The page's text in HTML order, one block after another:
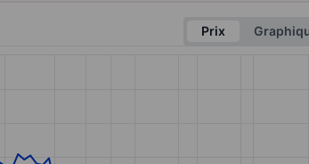
Prix